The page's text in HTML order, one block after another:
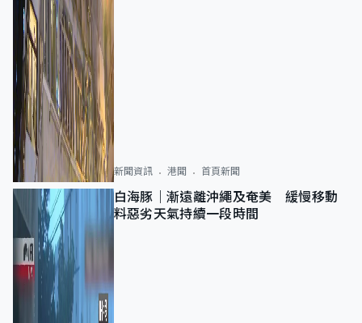
新聞資訊 港聞 首頁新聞
白海豚｜漸遠離沖繩及奄美 緩慢移動
料惡劣天氣持續一段時間